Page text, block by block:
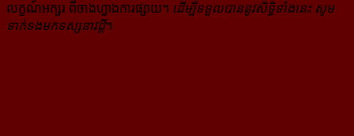
លក្ខណ៍​អក្សរ​ ពី​ចាងហ្វាង​ការ​ផ្សាយ​។ ដើម្បី​ទទួល​បាននូវសិទ្ធិ​ទាំងនេះ សូម​
ទាក់​ទង​មក​ទស្សនាវដ្ដី។